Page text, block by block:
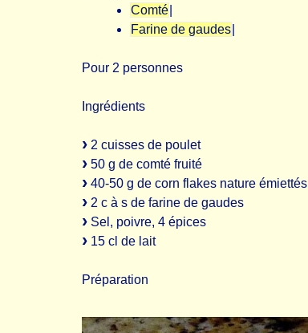
Comté
Farine de gaudes
Pour 2 personnes
Ingrédients
2 cuisses de poulet
50 g de comté fruité
40-50 g de corn flakes nature émiettés
2 c à s de farine de gaudes
Sel, poivre, 4 épices
15 cl de lait
Préparation